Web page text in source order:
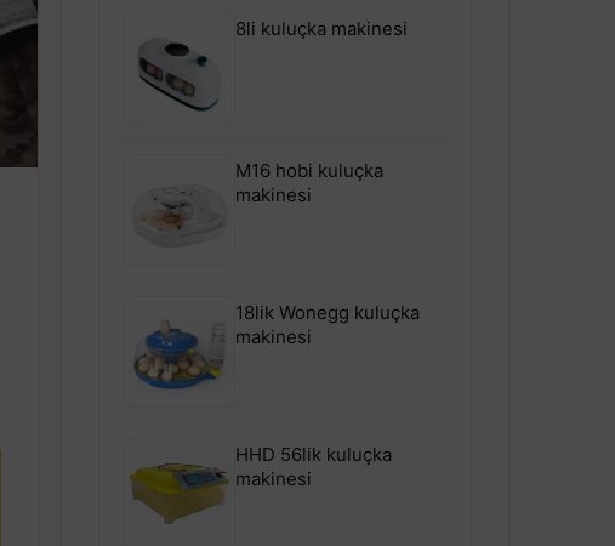
8li kuluçka makinesi
M16 hobi kuluçka
makinesi
18lik Wonegg kuluçka
makinesi
HHD 56lik kuluçka
makinesi